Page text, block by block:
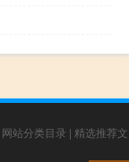
网站分类目录 | 精选推荐文